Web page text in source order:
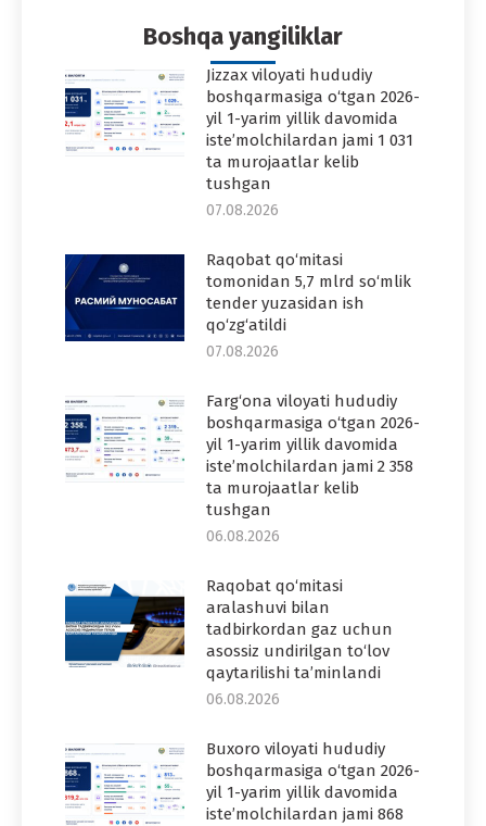
Boshqa yangiliklar
Jizzax viloyati hududiy
boshqarmasiga o‘tgan 2026-
yil 1-yarim yillik davomida
iste’molchilardan jami 1 031
ta murojaatlar kelib
tushgan
07.08.2026
Raqobat qo‘mitasi
tomonidan 5,7 mlrd so‘mlik
tender yuzasidan ish
qo‘zg‘atildi
07.08.2026
Farg‘ona viloyati hududiy
boshqarmasiga o‘tgan 2026-
yil 1-yarim yillik davomida
iste’molchilardan jami 2 358
ta murojaatlar kelib
tushgan
06.08.2026
Raqobat qo‘mitasi
aralashuvi bilan
tadbirkordan gaz uchun
asossiz undirilgan to‘lov
qaytarilishi ta’minlandi
06.08.2026
Buxoro viloyati hududiy
boshqarmasiga o‘tgan 2026-
yil 1-yarim yillik davomida
iste’molchilardan jami 868